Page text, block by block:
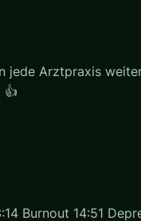
jede Arztpraxis
👍
Burnout 14:51